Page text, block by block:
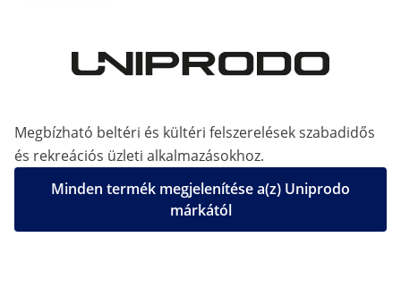
Megbízható beltéri és kültéri felszerelések szabadidős
és rekreációs üzleti alkalmazásokhoz.
Minden termék megjelenítése a(z) Uniprodo
márkától